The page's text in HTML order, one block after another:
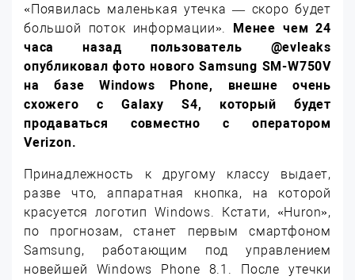
«Появилась маленькая утечка — скоро будет
большой поток информации». Менее чем 24
часа назад пользователь @evleaks
опубликовал фото нового Samsung SM-W750V
на базе Windows Phone, внешне очень
схожего с Galaxy S4, который будет
продаваться совместно с оператором
Verizon.
Принадлежность к другому классу выдает,
разве что, аппаратная кнопка, на которой
красуется логотип Windows. Кстати, «Huron»,
по прогнозам, станет первым смартфоном
Samsung, работающим под управлением
новейшей Windows Phone 8.1. После утечки